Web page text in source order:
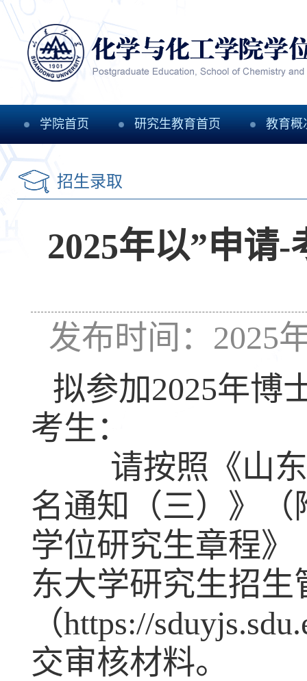
学院首页 研究生教育首页 教育概
招生录取
2025年以”申请
发布时间：
拟参加2025年博
考生：
请按照《山东
名通知（三）》（
学位研究生章程》
东大学研究生招生
（https://
交审核材料。